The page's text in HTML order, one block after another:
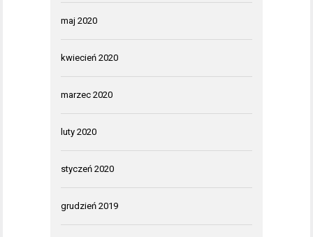
maj 2020
kwiecień 2020
marzec 2020
luty 2020
styczeń 2020
grudzień 2019